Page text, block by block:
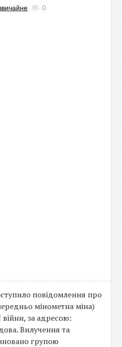
0
повідомлення про
мінометна міна)
війни, за адресою:
Вилучення та
групою